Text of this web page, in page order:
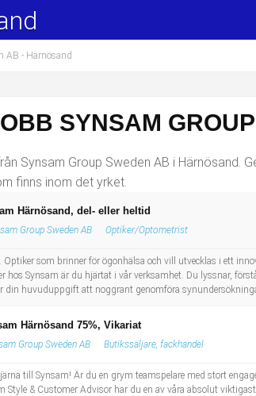
AB - Härnösand
SYNSAM
Synsam Group Sweden AB i Härnösand.
finns inom det yrket.
Härnösand, del- eller heltid
Group Sweden AB Optiker/Optometrist
Optiker som brinner för ögonhälsa och vill utvecklas i ett
hos Synsam är du hjärtat i vår verksamhet. Du lyssnar,
huvuduppgift att noggrant genomföra
Härnösand 75%, Vikariat
Group Sweden AB Butikssäljare, fackhandel
till Synsam! Är du en grym teamspelare med stort
Style & Customer Advisor har du en av våra absolut